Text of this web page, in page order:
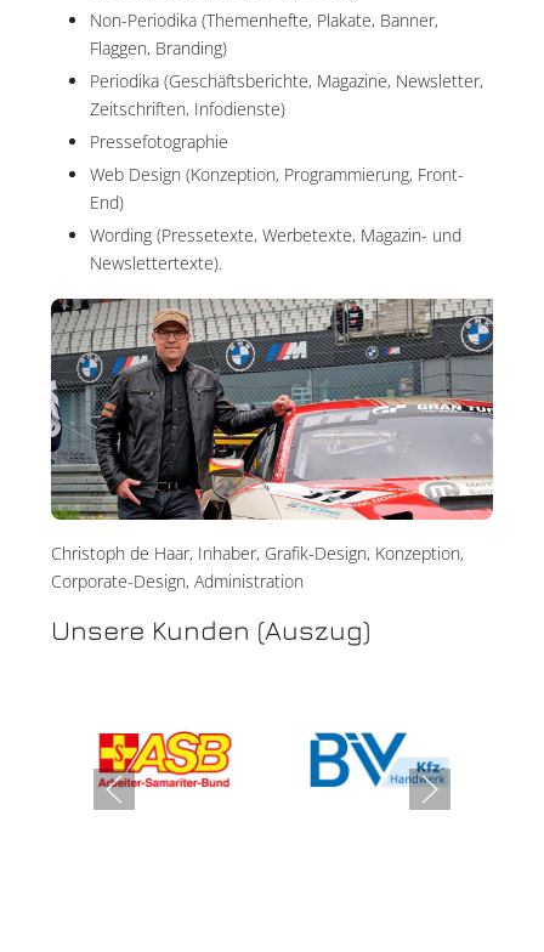
Non-Periodika (Themenhefte, Plakate, Banner,
Flaggen, Branding)
Periodika (Geschäftsberichte, Magazine, Newsletter,
Zeitschriften, Infodienste)
Pressefotographie
Web Design (Konzeption, Programmierung, Front-
End)
Wording (Pressetexte, Werbetexte, Magazin- und
Newslettertexte).
Christoph de Haar, Inhaber, Grafik-Design, Konzeption,
Corporate-Design, Administration
Unsere Kunden (Auszug)